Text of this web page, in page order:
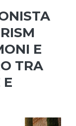
E
TRA
E